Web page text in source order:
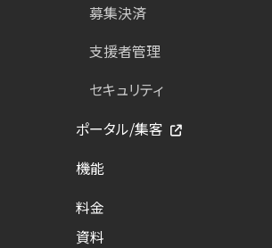
募集決済
支援者管理
セキュリティ
ポータル/集客
機能
料金
資料